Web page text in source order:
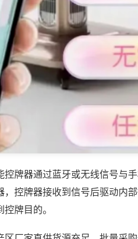
牌器通过蓝牙或无线信号与
控牌器接收到信号后驱动内
牌目的。